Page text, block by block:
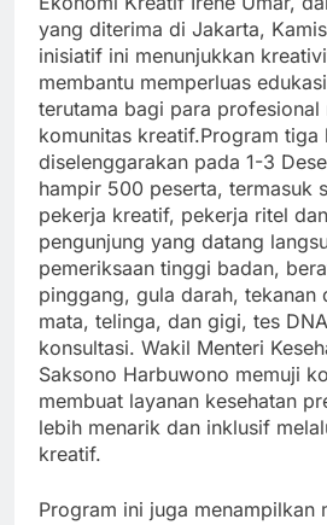
yang diterima di Jakarta,
inisiatif ini menunjukkan
membantu memperluas
terutama bagi para profesional
komunitas kreatif.Program tiga
diselenggarakan pada 1-3
hampir 500 peserta, termasuk
pekerja kreatif, pekerja ritel
pengunjung yang datang
pemeriksaan tinggi badan,
pinggang, gula darah, tekanan
mata, telinga, dan gigi, tes
konsultasi. Wakil Menteri
Saksono Harbuwono memuji
membuat layanan kesehatan
lebih menarik dan inklusif
kreatif.
Program ini juga menampilkan